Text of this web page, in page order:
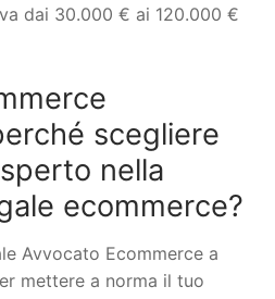
dai 30.000 € ai 120.000 €
scegliere
nella
ecommerce?
Avvocato Ecommerce a
mettere a norma il tuo